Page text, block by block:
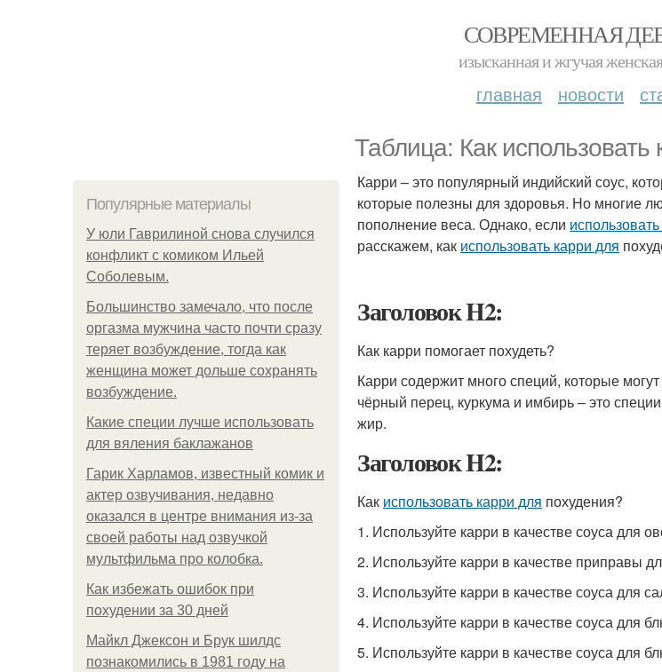
СОВРЕМЕННАЯ
изысканная и жгучая
главная новости
Таблица: Как использовать
Популярные материалы
У юли Гаврилиной снова случился
конфликт с комиком Ильей
Соболевым.
Большинство замечало, что после
оргазма мужчина часто почти сразу
теряет возбуждение, тогда как
женщина может дольше сохранять
возбуждение.
Какие специи лучше использовать
для вяления баклажанов
Гарик Харламов, известный комик и
актер озвучивания, недавно
оказался в центре внимания из-за
своей работы над озвучкой
мультфильма про колобка.
Как избежать ошибок при
похудении за 30 дней
Майкл Джексон и Брук шилдс
познакомились в 1981 году на
Карри – это популярный индийский соус,
которые полезны для здоровья. Но многие
пополнение веса. Однако, если
расскажем, как использовать карри для
Заголовок H2:
Как карри помогает похудеть?
Карри содержит много специй, которые
чёрный перец, куркума и имбирь – это
жир.
Заголовок H2:
Как использовать карри для похудения?
1. Используйте карри в качестве соуса для
2. Используйте карри в качестве приправы
3. Используйте карри в качестве соуса для
4. Используйте карри в качестве соуса для
5. Используйте карри в качестве соуса для